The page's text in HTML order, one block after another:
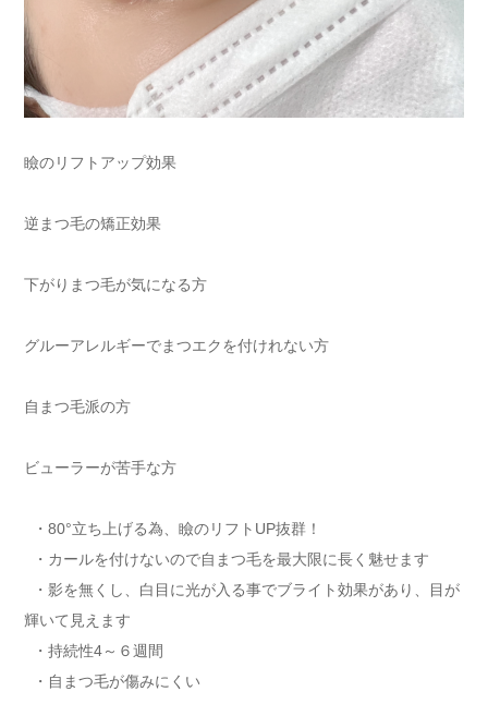
瞼のリフトアップ効果
逆まつ毛の矯正効果
下がりまつ毛が気になる方
グルーアレルギーでまつエクを付けれない方
自まつ毛派の方
ビューラーが苦手な方
・80°立ち上げる為、瞼のリフトUP抜群！
・カールを付けないので自まつ毛を最大限に長く魅せます
・影を無くし、白目に光が入る事でブライト効果があり、目が
輝いて見えます
・持続性4～６週間
・自まつ毛が傷みにくい